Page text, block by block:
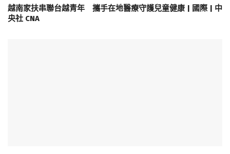
越南家扶串聯台越青年 攜手在地醫療守護兒童健康 | 國際 | 中
央社 CNA